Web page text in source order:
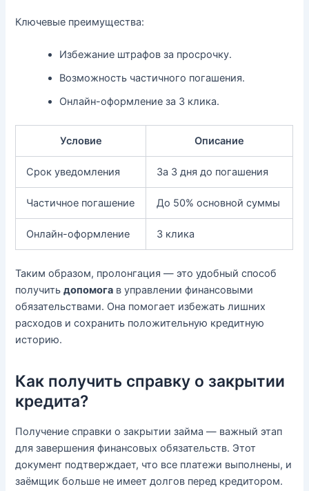
Ключевые преимущества:
Избежание штрафов за просрочку.
Возможность частичного погашения.
Онлайн-оформление за 3 клика.
Условие Описание
Срок уведомления За 3 дня до погашения
Частичное погашение До 50% основной суммы
Онлайн-оформление 3 клика
Таким образом, пролонгация — это удобный способ
получитьдопомога в управлении финансовыми
обязательствами. Она помогает избежать лишних
расходов и сохранить положительную кредитную
историю.
Как получить справку о закрытии
кредита?
Получение справки о закрытии займа — важный этап
для завершения финансовых обязательств. Этот
документ подтверждает, что все платежи выполнены, и
заёмщик больше не имеет долгов перед кредитором.